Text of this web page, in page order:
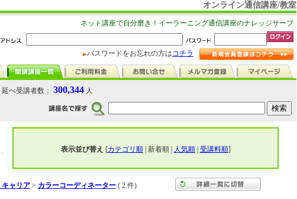
オンライン通信講座/教室
ネット講座で自分磨き！イーラーニング通信講座のナレッジサーブ
パスワードをお忘れの方はコチラ
べ受講者数： 300,344 人
表示並び替え [カテゴリ順| 新着順 | 人気順| 受講料順]
キャリア > カラーコーディネーター ( 2 件)